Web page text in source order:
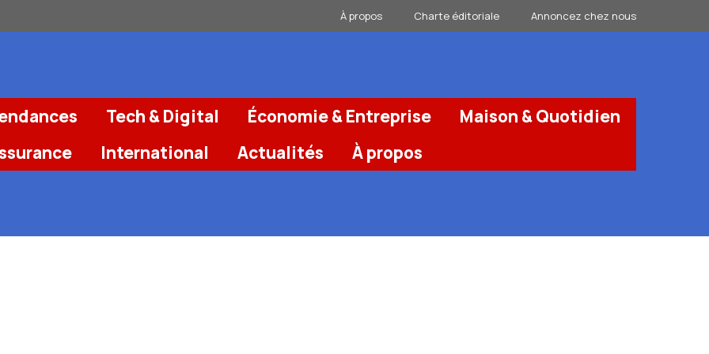
À propos Charte éditoriale Annoncez chez nous
Tech & Digital Économie & Entreprise
Maison & Quotidien
International Actualités À propos